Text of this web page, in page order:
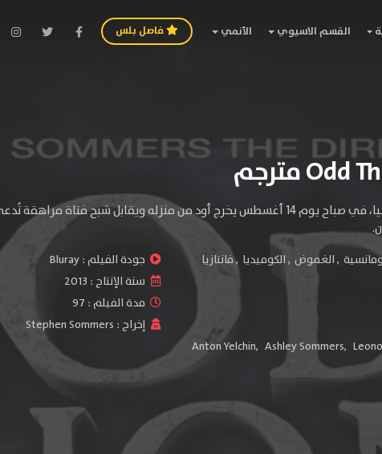
القسم الاسيوي الأنمي فاصل بلس
يعيش في بلدة صغيرة في كاليفورنيا، في صباح يوم 14 أغسطس يخرج أود من منزله ويقابل
,الغموض ,الكوميديا ,فانتازيا جودة الفيلم :Bluray
سنة الإنتاج : 2013
مدة الفيلم : 97
إخراج : Stephen Sommers
Anton Yelchin, Ashley Sommers,